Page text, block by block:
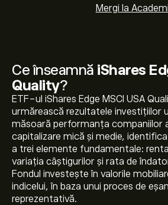
Ce înseamnă iShares
Quality?
ETF-ul iShares Edge MSCI USA
urmărească rezultatele investițiilor
măsoară performanța companiilor
capitalizare mică și medie,
a trei elemente fundamentale:
variația câștigurilor și rata de
Fondul investește în valorile
indicelui, în baza unui proces de
reprezentativă.
Mergi la